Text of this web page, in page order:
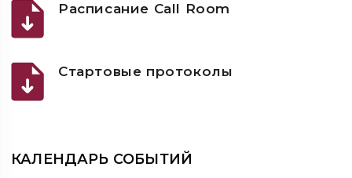
Расписание Call Room
Стартовые протоколы
КАЛЕНДАРЬ СОБЫТИЙ